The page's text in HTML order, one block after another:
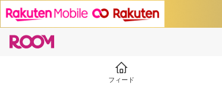
フィード